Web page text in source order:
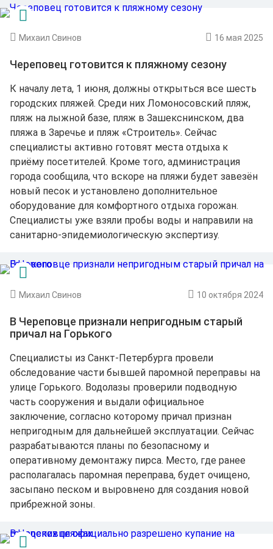
Михаил Свинов 16 мая 2025
Череповец готовится к пляжному сезону
К началу лета, 1 июня, должны открыться все шесть
городских пляжей. Среди них Ломоносовский пляж,
пляж на лыжной базе, пляж в Зашекснинском, два
пляжа в Заречье и пляж «Строитель». Сейчас
специалисты активно готовят места отдыха к
приёму посетителей. Кроме того, администрация
города сообщила, что вскоре на пляжи будет завезён
новый песок и установлено дополнительное
оборудование для комфортного отдыха горожан.
Специалисты уже взяли пробы воды и направили на
санитарно-эпидемиологическую экспертизу.
Михаил Свинов 10 октября 2024
В Череповце признали непригодным старый
причал на Горького
Специалисты из Санкт-Петербурга провели
обследование части бывшей паромной переправы на
улице Горького. Водолазы проверили подводную
часть сооружения и выдали официальное
заключение, согласно которому причал признан
непригодным для дальнейшей эксплуатации. Сейчас
разрабатываются планы по безопасному и
оперативному демонтажу пирса. Место, где ранее
располагалась паромная переправа, будет очищено,
засыпано песком и выровнено для создания новой
прибрежной зоны.